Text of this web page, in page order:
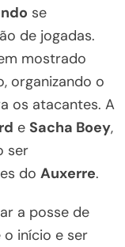
se
de jogadas.
mostrado
organizando o
os atacantes. A
e Sacha Boey,
ser
do Auxerre.
a posse de
o início e ser